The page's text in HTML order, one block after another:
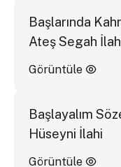
Başlarında
Ateş Segah
Görüntüle
Başlayalım
Hüseyni İlahi
Görüntüle